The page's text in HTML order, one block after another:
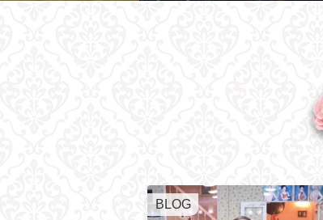
BLOG